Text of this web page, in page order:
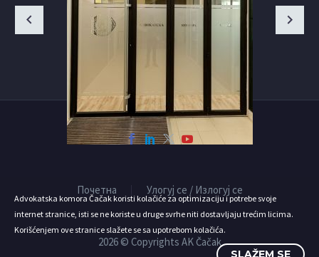
Почетна Улогуј се / Излогуј се
2026 © Copyrights AK Čačak
Advokatska komora Čačak koristi kolačiće za optimizaciju i potrebe svoje
internet stranice, isti se ne koriste u druge svrhe niti dostavljaju trećim licima.
Korišćenjem ove stranice slažete se sa upotrebom kolačića.
SLAŽEM SE